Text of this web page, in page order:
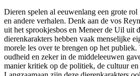
Dieren spelen al eeuwenlang een grote
en andere verhalen. Denk aan de vos
uit het sprookjesbos en Meneer de Uil uit
dierenkarakters hebben vaak menselijke
morele les over te brengen op het publiek.
oudheid en zeker in de middeleeuwen
manier kritiek op de politiek, de cultuur en